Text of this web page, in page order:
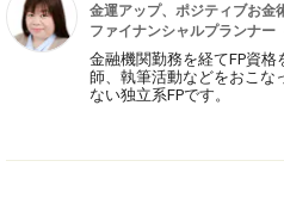
金運アップ、ポジティブお金
ファイナンシャルプランナー
金融機関勤務を経てFP資
師、執筆活動などをおこな
ない独立系FPです。